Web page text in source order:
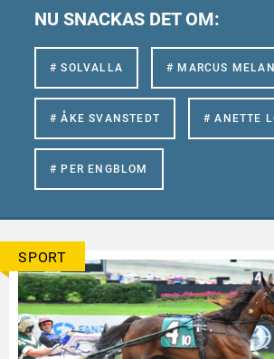
NU SNACKAS DET OM:
# SOLVALLA # MARCUS
# ÅKE SVANSTEDT # ANETTE
# PER ENGBLOM
SPORT